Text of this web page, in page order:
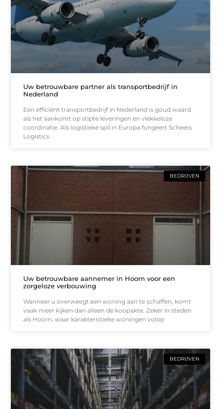
Uw betrouwbare partner als transportbedrijf in
Nederland
Een efficiënt transportbedrijf in Nederland is goud waard
als het aankomt op stipte leveringen en vlekkeloze
coördinatie. Als logistieke spil in Europa fungeert Scheers
Logistics
BEDRIJVEN
Uw betrouwbare aannemer in Hoorn voor een
zorgeloze verbouwing
Wanneer u overweegt een woning aan te schaffen, komt
vaak meer kijken dan alleen de koopakte. Zeker in steden
als Hoorn, waar karakteristieke woningen volop
BEDRIJVEN